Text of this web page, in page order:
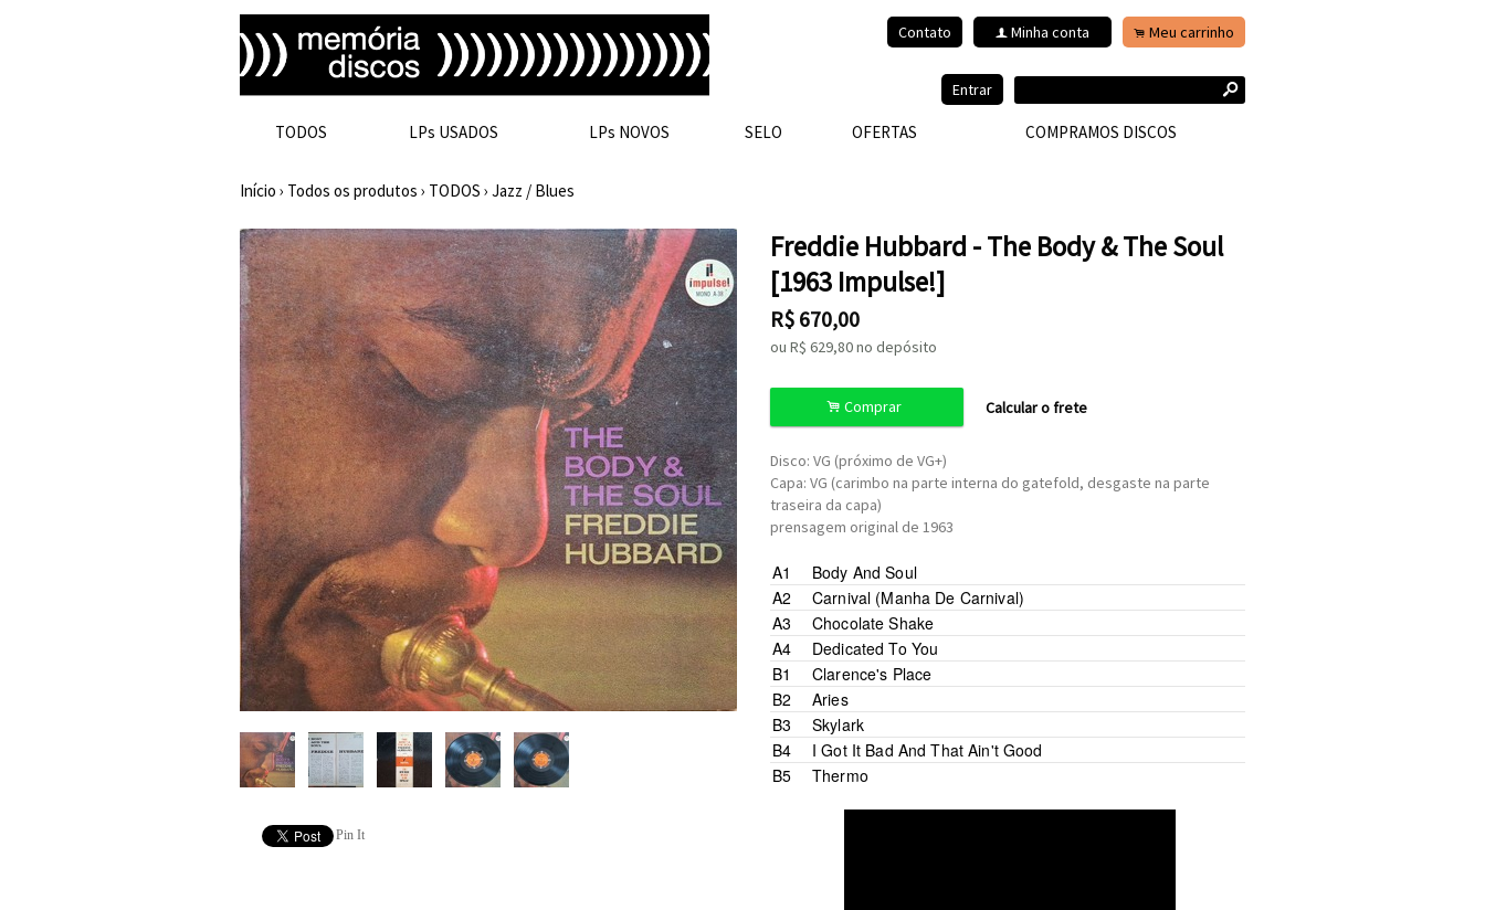
Contato f Minha conta . Meu carrinho
Entrar s
TODOS LPs USADOS LPs NOVOS SELO OFERTAS COMPRAMOS DISCOS
Início › Todos os produtos › TODOS › Jazz / Blues
Pin It
Freddie Hubbard - The Body & The Soul
[1963 Impulse!]
R$ 670,00
ou R$ 629,80no depósito
. Comprar Calcular o frete
Disco: VG (próximo de VG+)
Capa: VG (carimbo na parte interna do gatefold, desgaste na parte
traseira da capa)
prensagem original de 1963
A1
Body And Soul
A2
Carnival (Manha De Carnival)
A3
Chocolate Shake
A4
Dedicated To You
B1
Clarence's Place
B2
Aries
B3
Skylark
B4
I Got It Bad And That Ain't Good
B5
Thermo